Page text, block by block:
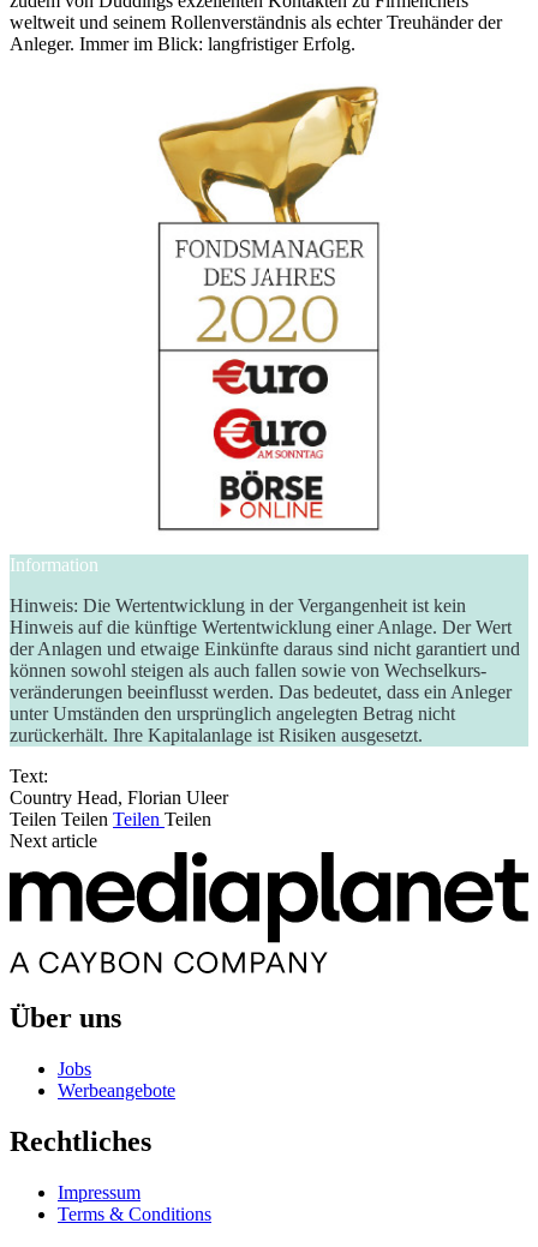
weltweit und seinem Rollenverständnis als echter Treuhänder der
Anleger. Immer im Blick: langfristiger Erfolg.
Information
Hinweis: Die Wertentwicklung in der Vergangenheit ist kein
Hinweis auf die künftige Wertentwicklung einer Anlage. Der Wert
der Anlagen und etwaige Einkünfte daraus sind nicht garantiert und
können sowohl steigen als auch fallen sowie von Wechselkurs-
veränderungen beeinflusst werden. Das bedeutet, dass ein Anleger
unter Umständen den ursprünglich angelegten Betrag nicht
zurückerhält. Ihre Kapitalanlage ist Risiken ausgesetzt.
Text:
Country Head, Florian Uleer
Teilen Teilen Teilen Teilen
Next article
Über uns
Jobs
Werbeangebote
Rechtliches
Impressum
Terms & Conditions